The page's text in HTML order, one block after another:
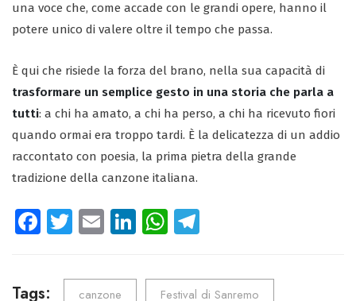
una voce che, come accade con le grandi opere, hanno il
potere unico di valere oltre il tempo che passa.
È qui che risiede la forza del brano, nella sua capacità di
trasformare un semplice gesto in una storia che parla a
tutti: a chi ha amato, a chi ha perso, a chi ha ricevuto fiori
quando ormai era troppo tardi. È la delicatezza di un addio
raccontato con poesia, la prima pietra della grande
tradizione della canzone italiana.
Fa T
tt
E
ail
Li
e
W
ts gr
Tags: canzone Festival di Sanremo